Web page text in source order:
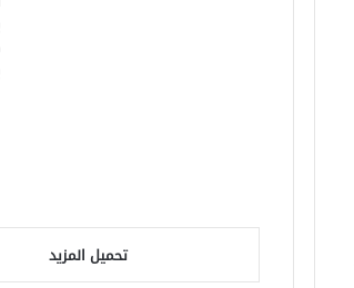
تحميل المزيد